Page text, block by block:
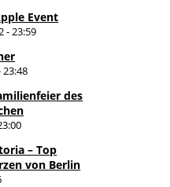
Event
- 23:59
23:48
des
– Top
von Berlin